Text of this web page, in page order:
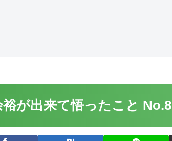
が出来て悟ったこと No.8